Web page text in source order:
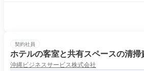
契約社員
ホテルの客室と共有スペースの清掃
沖縄ビジネスサービス株式会社